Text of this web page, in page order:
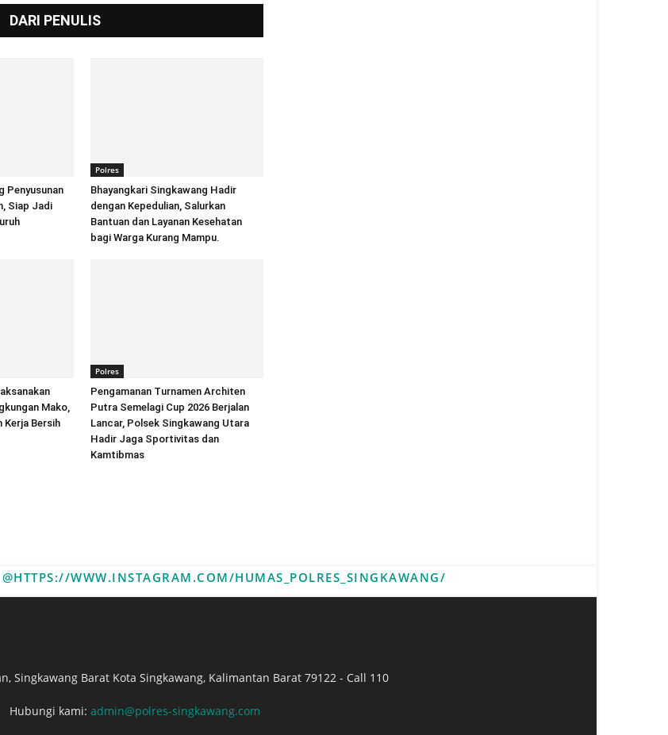
DARI PENULIS
Penyusunan
Siap Jadi
Polres
Bhayangkari Singkawang Hadir
dengan Kepedulian, Salurkan
Bantuan dan Layanan Kesehatan
bagi Warga Kurang Mampu.
Mako,
Kerja Bersih
Polres
Pengamanan Turnamen Architen
Putra Semelagi Cup 2026 Berjalan
Lancar, Polsek Singkawang Utara
Hadir Jaga Sportivitas dan
Kamtibmas
@HTTPS://WWW.INSTAGRAM.COM/HUMAS_POLRES_SINGKAWANG/
Singkawang Barat Kota Singkawang, Kalimantan Barat 79122 - Call 110
Hubungi kami: admin@polres-singkawang.com